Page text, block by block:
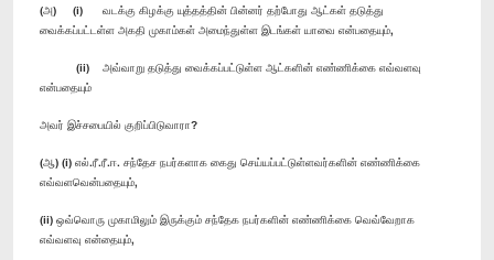
(அ) (i) வடக்கு கிழக்கு யுத்தத்தின் பின்னர் தற்போது ஆட்கள் தடுத்து
வைக்கப்பட்டள்ள அகதி முகாம்கள் அமைந்துள்ள இடங்கள் யாவை என்பதையும்,
(ii) அவ்வாறு தடுத்து வைக்கப்பட்டுள்ள ஆட்களின் எண்ணிக்கை எவ்வளவு
என்பதையும்
அவர் இச்சபையில் குறிப்பிடுவாரா?
(ஆ) (i) எல்.ரீ.ரீ.ஈ. சந்தேச நபர்களாக கைது செய்யப்பட்டுள்ளவர்களின் எண்ணிக்கை
எவ்வளவென்பதையும்,
(ii) ஒவ்வொரு முகாமிலும் இருக்கும் சந்தேக நபர்களின் எண்ணிக்கை வெவ்வேறாக
எவ்வளவு என்தையும்,